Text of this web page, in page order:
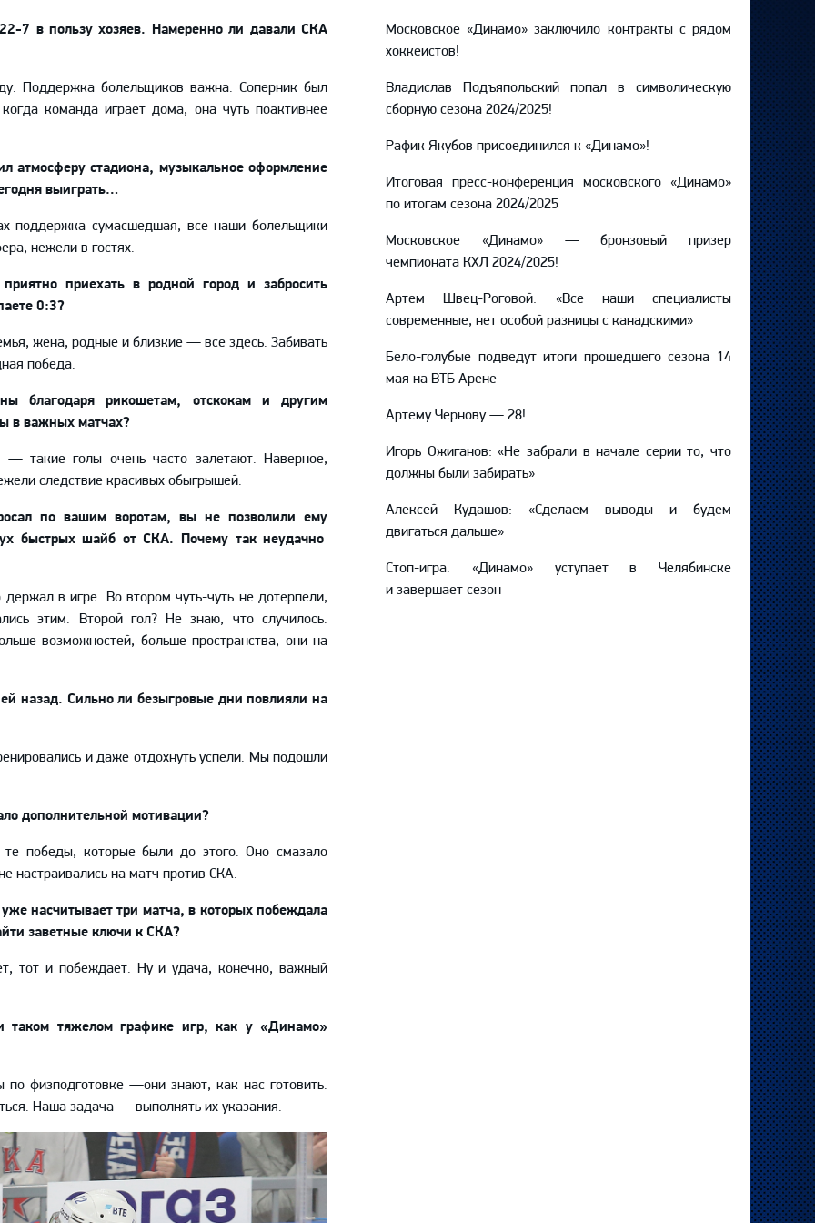
Барыс
7 в пользу хозяев. Намеренно ли давали СКА
Поддержка болельщиков важна. Соперник был
команда играет дома, она чуть поактивнее
атмосферу стадиона, музыкальное оформление
выиграть…
поддержка сумасшедшая, все наши болельщики
нежели в гостях.
приехать в родной город и забросить
0:3?
жена, родные и близкие — все здесь. Забивать
победа.
благодаря рикошетам, отскокам и другим
в важных матчах?
—такие голы очень часто залетают. Наверное,
следствие красивых обыгрышей.
по вашим воротам, вы не позволили ему
быстрых шайб от СКА. Почему так неудачно
в игре. Во втором чуть-чуть не дотерпели,
этим. Второй гол? Не знаю, что случилось.
возможностей, больше пространства, они на
назад. Сильнолибезыгровые дни повлияли на
и даже отдохнуть успели. Мы подошли
дополнительной мотивации?
победы, которые были до этого. Оно смазало
настраивались на матч против СКА.
насчитывает три матча, в которыхпобеждала
заветные ключи к СКА?
тот и побеждает. Ну и удача, конечно, важный
таком тяжелом графике игр, как у «Динамо»
по физподготовке —они знают, как нас готовить.
Наша задача — выполнять их указания.
Московское «Динамо» заключило контракты с рядом
хоккеистов!
Владислав Подъяпольский попал в символическую
сборную сезона 2024/2025!
Рафик Якубов присоединился к «Динамо»!
Итоговая пресс-конференция московского «Динамо»
по итогам сезона 2024/2025
Московское «Динамо» — бронзовый призер
чемпионата КХЛ 2024/2025!
Артем Швец-Роговой: «Все наши специалисты
современные, нет особой разницы с канадскими»
Бело-голубые подведут итоги прошедшего сезона 14
мая на ВТБ Арене
Артему Чернову — 28!
Игорь Ожиганов: «Не забрали в начале серии то, что
должны были забирать»
Алексей Кудашов: «Сделаем выводы и будем
двигаться дальше»
Стоп-игра. «Динамо» уступает в Челябинске
и завершает сезон